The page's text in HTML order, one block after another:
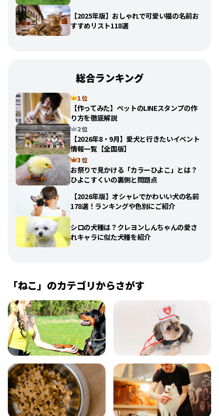
【2025年版】おしゃれで可愛い猫の名前お
すすめリスト118選
総合ランキング
1 位
【作ってみた】ペットのLINEスタンプの作
り方を徹底解説
2 位
【2026年8・9月】愛犬と行きたいイベント
情報一覧【全国版】
3 位
お祭りで見かける「カラーひよこ」とは？
ひよこすくいの裏側と問題点
【2026年版】オシャレでかわいい犬の名前
178選！ランキングや色別にご紹介
シロの犬種は？クレヨンしんちゃんの愛さ
れキャラに似た犬種を紹介
「ねこ」のカテゴリからさがす
飼い方 健康